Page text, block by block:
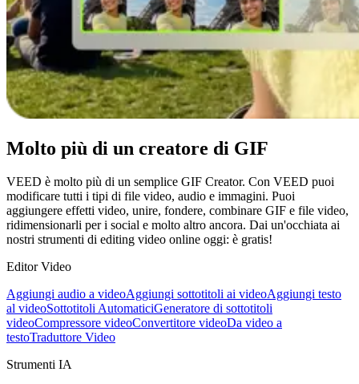
Molto più di un creatore di GIF
VEED è molto più di un semplice GIF Creator. Con VEED puoi
modificare tutti i tipi di file video, audio e immagini. Puoi
aggiungere effetti video, unire, fondere, combinare GIF e file video,
ridimensionarli per i social e molto altro ancora. Dai un'occhiata ai
nostri strumenti di editing video online oggi: è gratis!
Editor Video
Aggiungi audio a videoAggiungi sottotitoli ai videoAggiungi testo
al videoSottotitoli AutomaticiGeneratore di sottotitoli
videoCompressore videoConvertitore videoDa video a
testoTraduttore Video
Strumenti IA